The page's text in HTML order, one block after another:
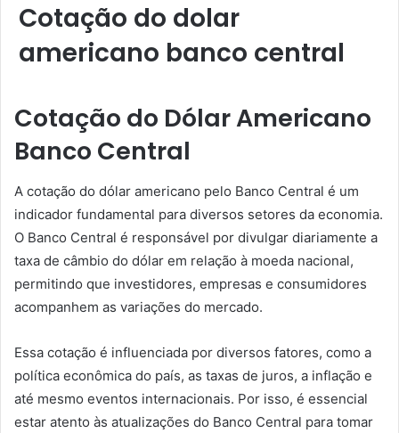
Cotação do dolar
americano banco central​
Cotação do Dólar Americano
Banco Central
A cotação do dólar americano pelo Banco Central é um
indicador fundamental para diversos setores da economia.
O Banco Central é responsável por divulgar diariamente a
taxa de câmbio do dólar em relação à moeda nacional,
permitindo que investidores, empresas e consumidores
acompanhem as variações do mercado.
Essa cotação é influenciada por diversos fatores, como a
política econômica do país, as taxas de juros, a inflação e
até mesmo eventos internacionais. Por isso, é essencial
estar atento às atualizações do Banco Central para tomar